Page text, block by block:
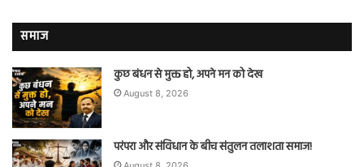
समाज
कुछ बंधन से मुक्त हो, अपने मन को देख
August 8, 2026
परंपरा और संविधान के बीच संतुलन तलाशता समाज!